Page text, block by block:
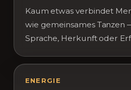
Kaum etwas verbindet
wie gemeinsames Tanzen
Sprache, Herkunft oder
ENERGIE